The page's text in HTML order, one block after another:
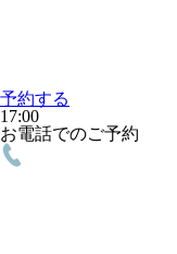
予約する
17:00
お電話でのご予約